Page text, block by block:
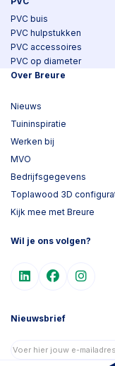
PVC buis
PVC hulpstukken
PVC accessoires
PVC op diameter
Over Breure
Nieuws
Tuininspiratie
Werken bij
MVO
Bedrijfsgegevens
Toplawood 3D
Kijk mee met Breure
Wil je ons volgen?
Nieuwsbrief